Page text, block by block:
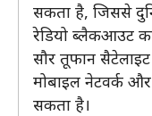
सकता है, जिससे
रेडियो ब्लैकआउट
सौर तूफान
मोबाइल नेटवर्क और
सकता है।